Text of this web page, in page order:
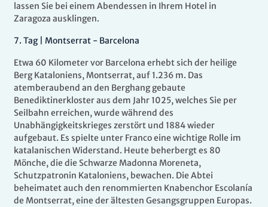
lassen Sie bei einem Abendessen in Ihrem Hotel in
Zaragoza ausklingen.
7. Tag | Montserrat - Barcelona
Etwa 60 Kilometer vor Barcelona erhebt sich der heilige
Berg Kataloniens, Montserrat, auf 1.236 m. Das
atemberaubend an den Berghang gebaute
Benediktinerkloster aus dem Jahr 1025, welches Sie per
Seilbahn erreichen, wurde während des
Unabhängigkeitskrieges zerstört und 1884 wieder
aufgebaut. Es spielte unter Franco eine wichtige Rolle im
katalanischen Widerstand. Heute beherbergt es 80
Mönche, die die Schwarze Madonna Moreneta,
Schutzpatronin Kataloniens, bewachen. Die Abtei
beheimatet auch den renommierten Knabenchor Escolanía
de Montserrat, eine der ältesten Gesangsgruppen Europas.